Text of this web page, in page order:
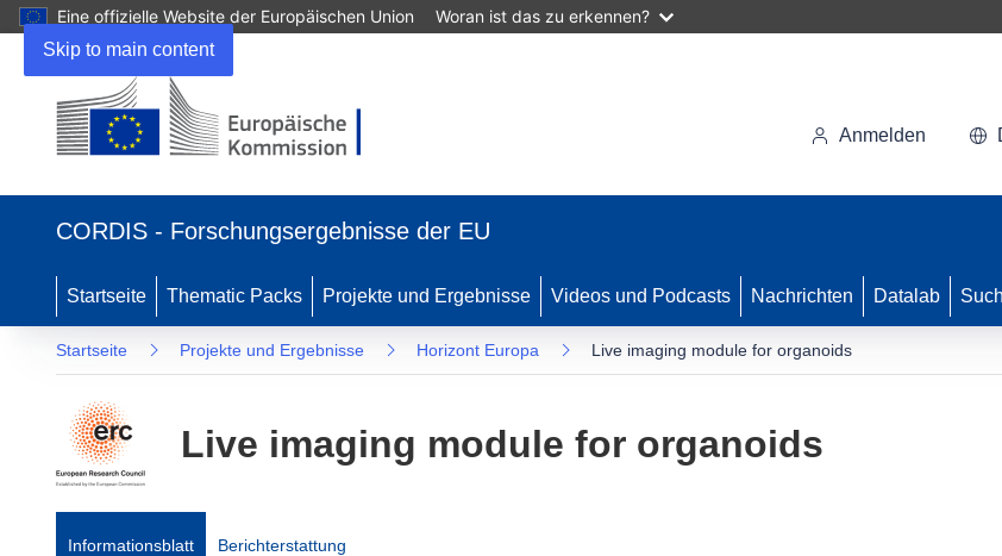
Skip to main content
Eine offizielle Website der Europäischen Union Woran ist das zu erkennen?
Anmelden
CORDIS - Forschungsergebnisse der EU
Startseite Thematic Packs Projekte und Ergebnisse Videos und Podcasts Nachrichten Datalab
Startseite Projekte und Ergebnisse Horizont Europa Live imaging module for organoids
Live imaging module for organoids
Informationsblatt Berichterstattung